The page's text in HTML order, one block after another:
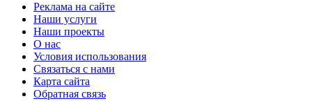
Реклама на сайте
Наши услуги
Наши проекты
О нас
Условия использования
Связаться с нами
Карта сайта
Обратная связь